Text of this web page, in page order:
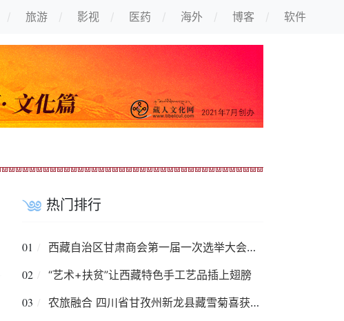
旅游 影视 医药 海外 博客 软件
热门排行
01 西藏自治区甘肃商会第一届一次选举大会召开
02 “艺术+扶贫”让西藏特色手工艺品插上翅膀
03 农旅融合 四川省甘孜州新龙县藏雪菊喜获丰收